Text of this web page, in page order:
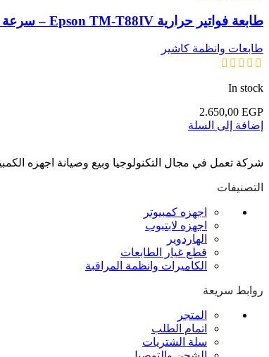
طابعة فواتير حرارية Epson TM-T88IV – سرعة عالية واعتمادية احترافية لأنظمة الكاشير POS
طابعات وانظمة كاشير
In stock
2.650,00 EGP
إضافة إلى السلة
شركة تعمل في مجال التكنولوجيا وبيع وصيانة اجهزه
التصنيفات
اجهزه كمبيوتر
اجهزه لابتبوب
الهاردوير
قطع غيار الطابعات
الكاميرات وانظمة المراقبة
روابط سريعة
المتجر
اتمام الطلب
سلة الشتريات